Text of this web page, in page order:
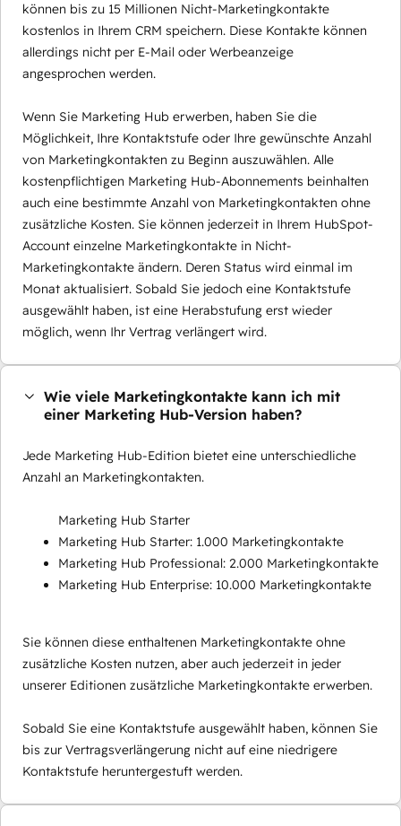
können bis zu 15 Millionen Nicht-Marketingkontakte
kostenlos in Ihrem CRM speichern. Diese Kontakte können
allerdings nicht per E-Mail oder Werbeanzeige
angesprochen werden.
Wenn Sie Marketing Hub erwerben, haben Sie die
Möglichkeit, Ihre Kontaktstufe oder Ihre gewünschte Anzahl
von Marketingkontakten zu Beginn auszuwählen. Alle
kostenpflichtigen Marketing Hub-Abonnements beinhalten
auch eine bestimmte Anzahl von Marketingkontakten ohne
zusätzliche Kosten. Sie können jederzeit in Ihrem HubSpot-
Account einzelne Marketingkontakte in Nicht-
Marketingkontakte ändern. Deren Status wird einmal im
Monat aktualisiert. Sobald Sie jedoch eine Kontaktstufe
ausgewählt haben, ist eine Herabstufung erst wieder
möglich, wenn Ihr Vertrag verlängert wird.
Wie viele Marketingkontakte kann ich mit
einer Marketing Hub-Version haben?
Jede Marketing Hub-Edition bietet eine unterschiedliche
Anzahl an Marketingkontakten.
Marketing Hub Starter
Marketing Hub Starter: 1.000 Marketingkontakte
Marketing Hub Professional: 2.000 Marketingkontakte
Marketing Hub Enterprise: 10.000 Marketingkontakte
Sie können diese enthaltenen Marketingkontakte ohne
zusätzliche Kosten nutzen, aber auch jederzeit in jeder
unserer Editionen zusätzliche Marketingkontakte erwerben.
Sobald Sie eine Kontaktstufe ausgewählt haben, können Sie
bis zur Vertragsverlängerung nicht auf eine niedrigere
Kontaktstufe heruntergestuft werden.